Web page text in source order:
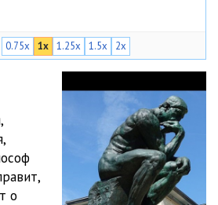
0.75x 1x 1.25x 1.5x 2x
о